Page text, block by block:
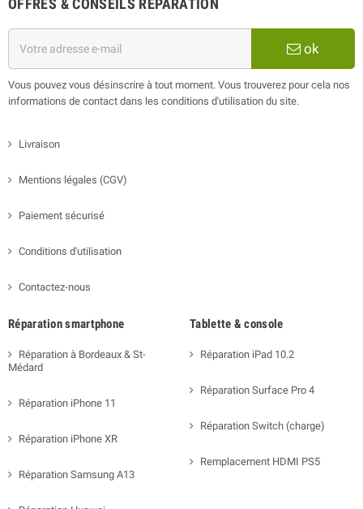
OFFRES & CONSEILS RÉPARATION
ok
Vous pouvez vous désinscrire à tout moment. Vous trouverez pour cela nos
informations de contact dans les conditions d'utilisation du site.
Livraison
Mentions légales (CGV)
Paiement sécurisé
Conditions d'utilisation
Contactez-nous
Réparation smartphone
Réparation à Bordeaux & St-
Médard
Réparation iPhone 11
Réparation iPhone XR
Réparation Samsung A13
Tablette & console
Réparation iPad 10.2
Réparation Surface Pro 4
Réparation Switch (charge)
Remplacement HDMI PS5